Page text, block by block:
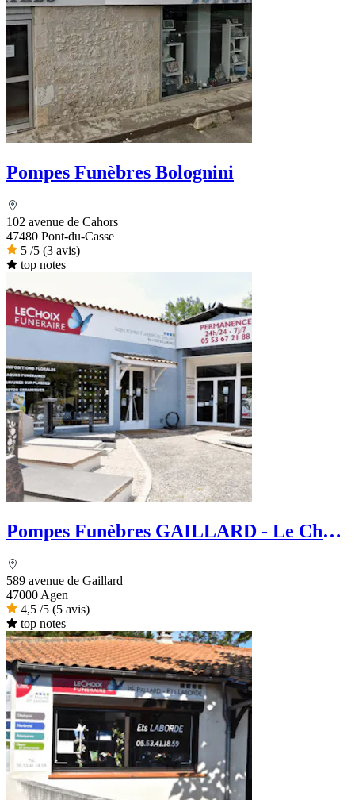
Pompes Funèbres Bolognini
102 avenue de Cahors
47480 Pont-du-Casse
5 /5 (3 avis)
top notes
Pompes Funèbres GAILLARD - Le Choix
589 avenue de Gaillard
47000 Agen
4,5 /5 (5 avis)
top notes